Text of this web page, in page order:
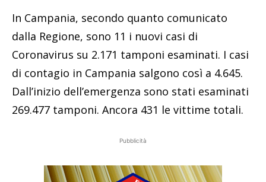
In Campania, secondo quanto comunicato
dalla Regione, sono 11 i nuovi casi di
Coronavirus su 2.171 tamponi esaminati. I casi
di contagio in Campania salgono così a 4.645.
Dall’inizio dell’emergenza sono stati esaminati
269.477 tamponi. Ancora 431 le vittime totali.
Pubblicità